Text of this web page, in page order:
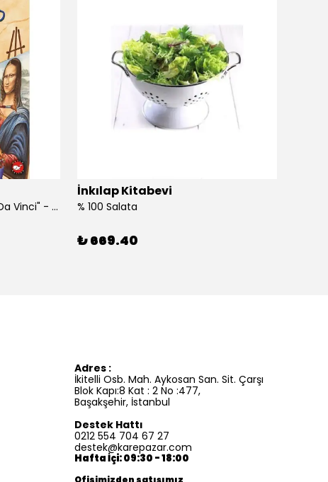
"Kim Kimdi? Serisi Leonardo Da Vinci" - Roberta Edwards
İnkılap Kitabevi
% 100 Salata
₺ 669.40
Adres :
İkitelli Osb. Mah. Aykosan San. Sit. Çarşı
Blok Kapı:8 Kat : 2 No :477,
Başakşehir, İstanbul
Destek Hattı
0212 554 704 67 27
destek@karepazar.com
Hafta İçi: 09:30 - 18:00
Ofisimizden satışımız